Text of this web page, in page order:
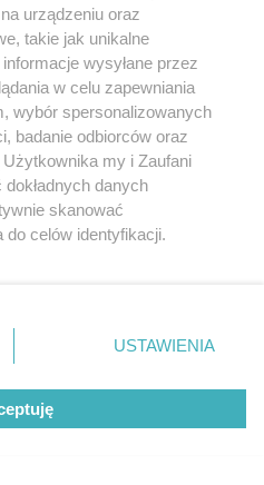
popularnym
oplotły szyję
urządzeniu oraz
takie jak unikalne
wysyłane przez
w celu zapewniania
wybór spersonalizowanych
badanie odbiorców oraz
Użytkownika my i Zaufani
danych
skanować
celów identyfikacji.
ustawień prywatności
rogu strony
nie wymagają zgody
sprzeciwić się takiemu
miały zastosowanie tylko
USTAWIENIA